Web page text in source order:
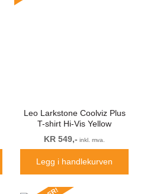
Leo Larkstone Coolviz Plus
T-shirt Hi-Vis Yellow
KR 549,- inkl. mva.
Legg i handlekurven